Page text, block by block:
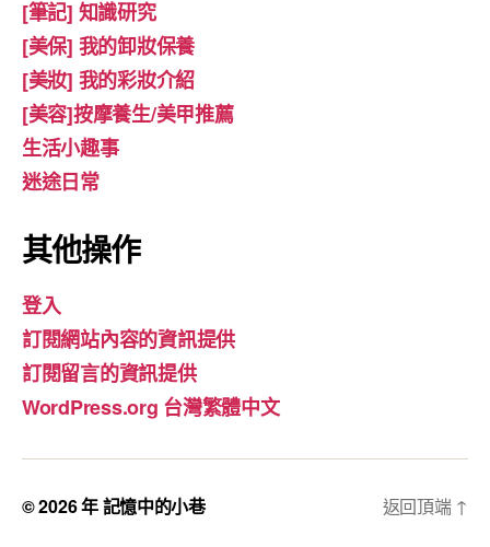
[筆記] 知識研究
[美保] 我的卸妝保養
[美妝] 我的彩妝介紹
[美容]按摩養生/美甲推薦
生活小趣事
迷途日常
其他操作
登入
訂閱網站內容的資訊提供
訂閱留言的資訊提供
WordPress.org 台灣繁體中文
© 2026 年記憶中的小巷 返回頂端 ↑